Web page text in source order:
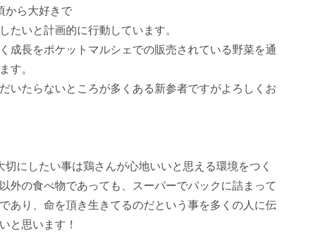
から大好きで
たいと計画的に行動しています。
成長をポケットマルシェでの販売されている野菜を通
す。
いたらないところが多くある新参者ですがよろしくお
にしたい事は鶏さんが心地いいと思える環境をつく
外の食べ物であっても、スーパーでパックに詰まって
あり、命を頂き生きてるのだという事を多くの人に伝
と思います！